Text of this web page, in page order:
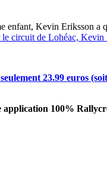
enfant, Kevin Eriksson
le circuit de Lohéac,
23.99 euros
application 100%